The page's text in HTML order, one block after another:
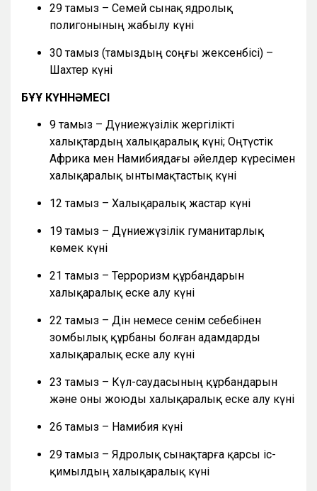
29 тамыз – Семей сынақ ядролық
полигонының жабылу күні
30 тамыз (тамыздың соңғы жексенбісі) –
Шахтер күні
БҰҰ КҮННӘМЕСІ
9 тамыз – Дүниежүзілік жергілікті
халықтардың халықаралық күні; Оңтүстік
Африка мен Намибиядағы әйелдер күресімен
халықаралық ынтымақтастық күні
12 тамыз – Халықаралық жастар күні
19 тамыз – Дүниежүзілік гуманитарлық
көмек күні
21 тамыз – Терроризм құрбандарын
халықаралық еске алу күні
22 тамыз – Дін немесе сенім себебінен
зомбылық құрбаны болған адамдарды
халықаралық еске алу күні
23 тамыз – Күл-саудасының құрбандарын
және оны жоюды халықаралық еске алу күні
26 тамыз – Намибия күні
29 тамыз – Ядролық сынақтарға қарсы іс-
қимылдың халықаралық күні